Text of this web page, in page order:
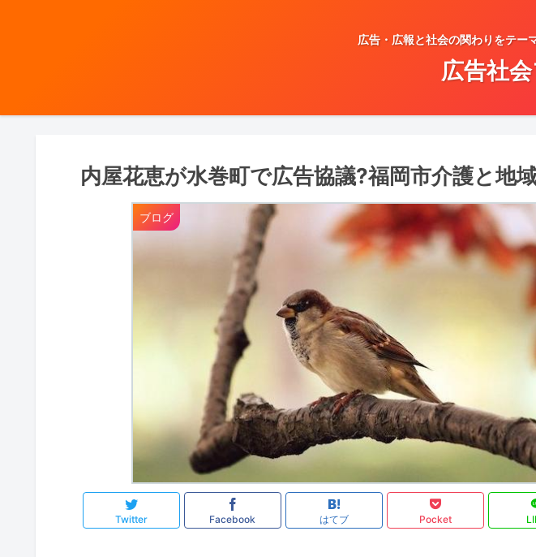
広告・広報と社会の関わりをテー
広告社
内屋花恵が水巻町で広告協議?福岡市介護と地
ブログ
Twitter Facebook はてブ Pocket